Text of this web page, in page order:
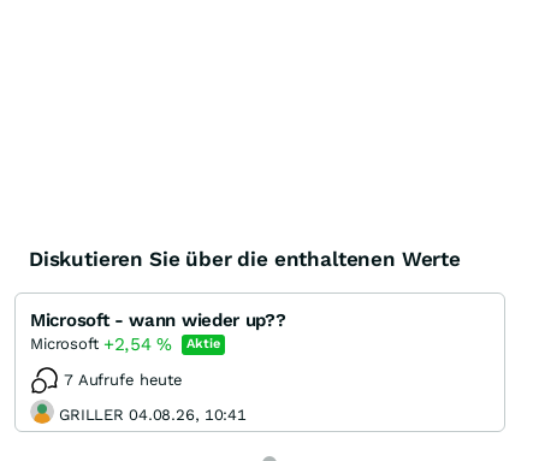
Diskutieren Sie über die enthaltenen Werte
Microsoft - wann wieder up??
Microsoft +2,54% Aktie
7 Aufrufe heute
GRILLER 04.08.26, 10:41